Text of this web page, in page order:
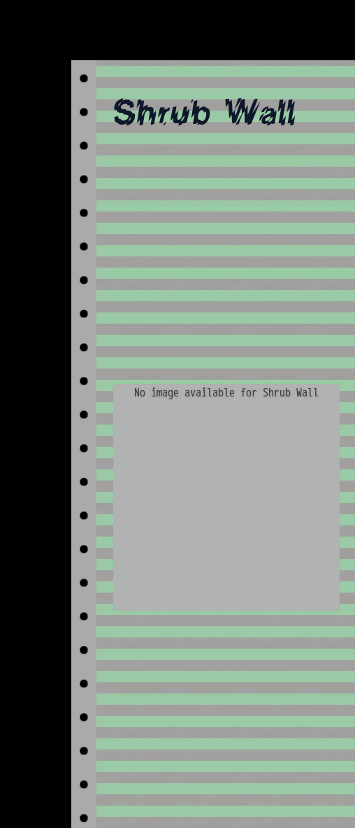
Shrub Wall
No image available for Shrub Wall
No image available